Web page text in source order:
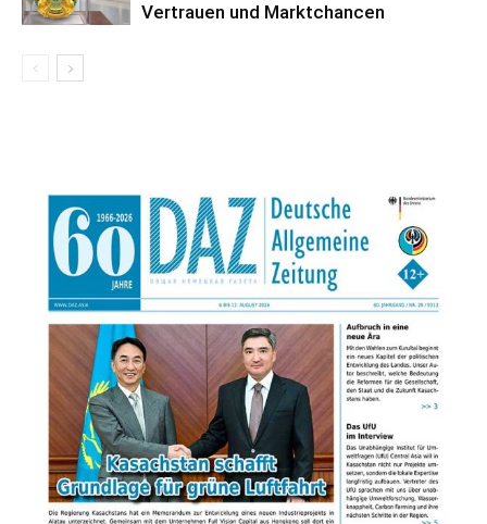
Vertrauen und Marktchancen